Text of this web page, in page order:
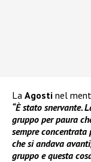
La Agosti nel
“È stato snervante.
gruppo per paura
sempre
che si andava
gruppo e questa